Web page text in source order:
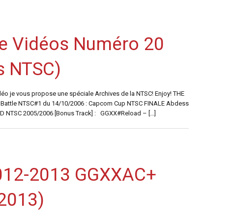
Vidéos Numéro 20
NTSC)
je vous propose une spéciale Archives de la NTSC! Enjoy! THE
NTSC#1 du 14/10/2006 : Capcom Cup NTSC FINALE Abdess
NTSC 2005/2006 [Bonus Track] : GGXX#Reload – […]
2013 GGXXAC+